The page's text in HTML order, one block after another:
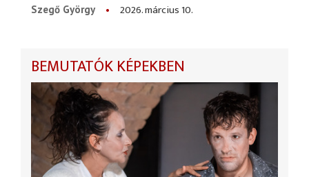
Szegő György
2026. március 10.
BEMUTATÓK KÉPEKBEN